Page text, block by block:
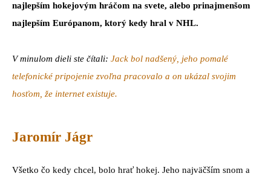
najlepším hokejovým hráčom na svete, alebo prinajmenšom
najlepším Európanom, ktorý kedy hral v NHL.
V minulom dieli ste čítali: Jack bol nadšený, jeho pomalé
telefonické pripojenie zvoľna pracovalo a on ukázal svojim
hosťom, že internet existuje.
Jaromír Jágr
Všetko čo kedy chcel, bolo hrať hokej. Jeho najväčším snom a